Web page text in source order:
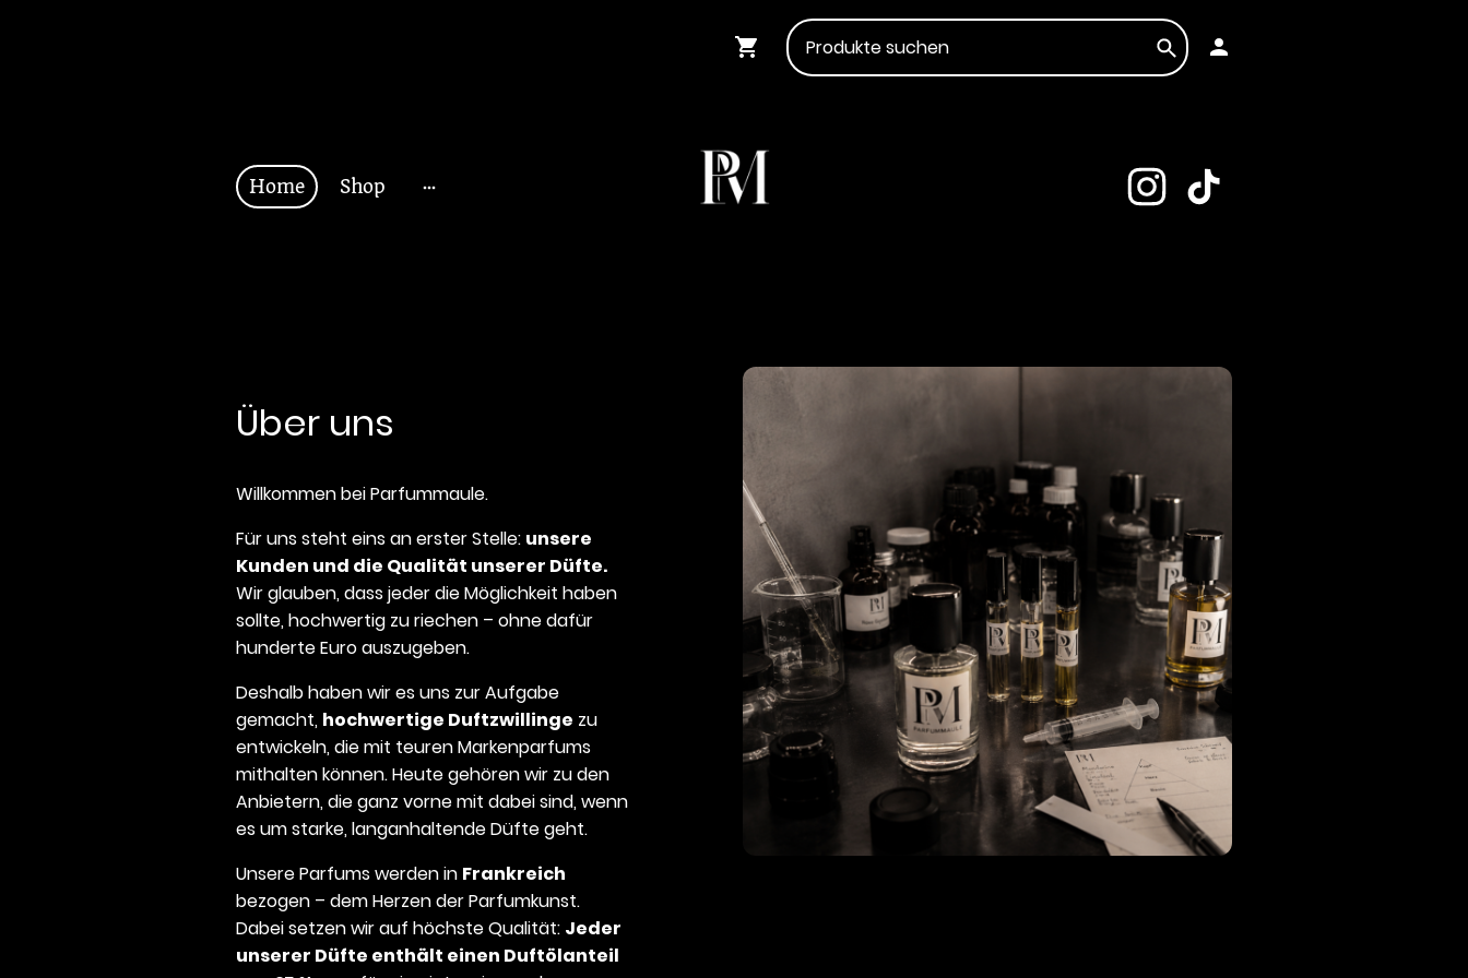
Home Shop
Über uns
Willkommen bei Parfummaule.
Für uns steht eins an erster Stelle: unsere
Kunden und die Qualität unserer Düfte.
Wir glauben, dass jeder die Möglichkeit haben
sollte, hochwertig zu riechen – ohne dafür
hunderte Euro auszugeben.
Deshalb haben wir es uns zur Aufgabe
gemacht, hochwertige Duftzwillinge zu
entwickeln, die mit teuren Markenparfums
mithalten können. Heute gehören wir zu den
Anbietern, die ganz vorne mit dabei sind, wenn
es um starke, langanhaltende Düfte geht.
Unsere Parfums werden in Frankreich
bezogen – dem Herzen der Parfumkunst.
Dabei setzen wir auf höchste Qualität: Jeder
unserer Düfte enthält einen Duftölanteil